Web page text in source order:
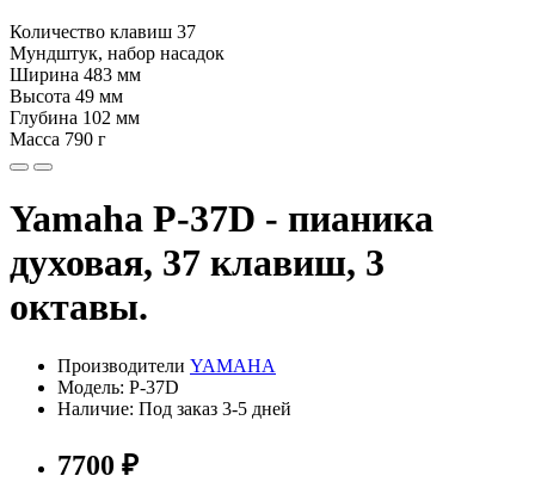
Количество клавиш 37
Мундштук, набор насадок
Ширина 483 мм
Высота 49 мм
Глубина 102 мм
Масса 790 г
Yamaha P-37D - пианика
духовая, 37 клавиш, 3
октавы.
Производители YAMAHA
Модель: P-37D
Наличие: Под заказ 3-5 дней
7700 ₽